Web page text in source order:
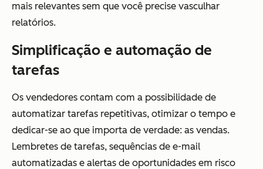
mais relevantes sem que você precise vasculhar
relatórios.
Simplificação e automação de
tarefas
Os vendedores contam com a possibilidade de
automatizar tarefas repetitivas, otimizar o tempo e
dedicar-se ao que importa de verdade: as vendas.
Lembretes de tarefas, sequências de e-mail
automatizadas e alertas de oportunidades em risco